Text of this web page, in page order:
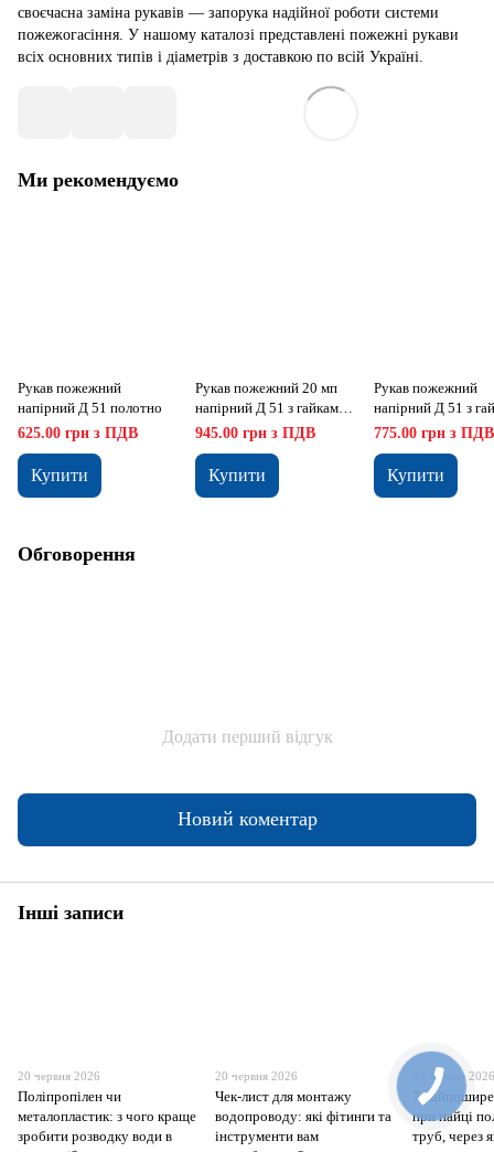
своєчасна заміна рукавів — запорука надійної роботи системи
пожежогасіння. У нашому каталозі представлені пожежні рукави
всіх основних типів і діаметрів з доставкою по всій Україні.
Ми рекомендуємо
Рукав пожежний
напірний Д 51 полотно
625.00 грн з ПДВ
Купити
Рукав пожежний 20 мп
напірний Д 51 з гайками
(алюміній)
945.00 грн з ПДВ
Купити
Рукав пожежний
напірний Д 51 з
(алюміній) і
775.00 грн з ПДВ
Купити
Обговорення
Додати перший відгук
Новий коментар
Інші записи
20 червня 2026
Поліпропілен чи
металопластик: з чого краще
зробити розводку води в
20 червня 2026
Чек-лист для монтажу
водопроводу: які фітинги та
інструменти вам
20 червня
7
при пайці
труб, через